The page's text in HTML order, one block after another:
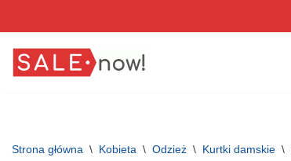
do
Strona główna \ Kobieta \ Odzież \ Kurtki damskie \